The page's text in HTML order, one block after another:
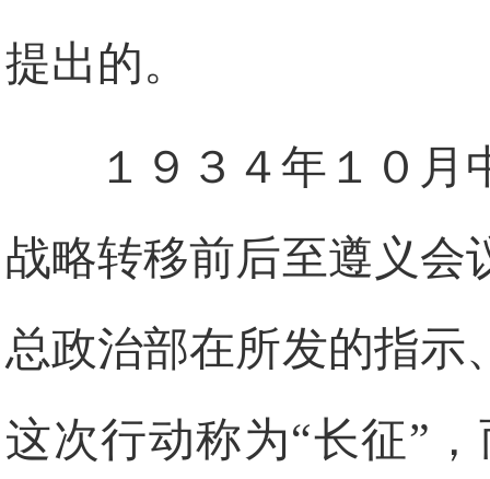
提出的。
１９３４年１０
战略转移前后至遵义会
总政治部在所发的指示
这次行动称为“长征”